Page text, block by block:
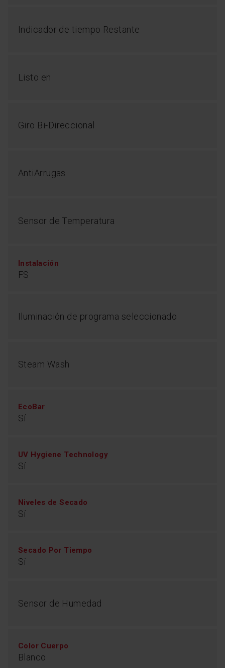
Indicador de tiempo Restante
Listo en
Giro Bi-Direccional
AntiArrugas
Sensor de Temperatura
Instalación
FS
Iluminación de programa seleccionado
Steam Wash
EcoBar
Sí
UV Hygiene Technology
Sí
Niveles de Secado
Sí
Secado Por Tiempo
Sí
Sensor de Humedad
Color Cuerpo
Blanco